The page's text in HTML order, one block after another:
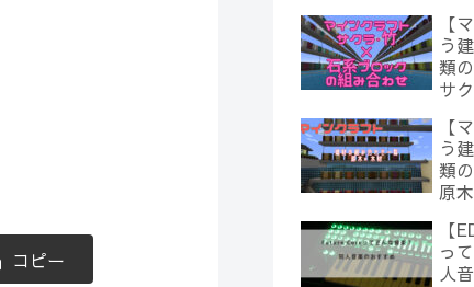
コピー
【
う
類
サ
【
【
う
類
原
【
っ
人